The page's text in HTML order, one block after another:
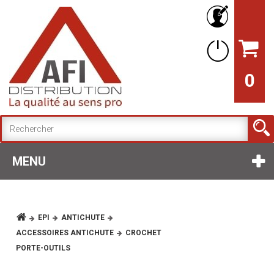
0
MENU
EPI
ANTICHUTE
ACCESSOIRES ANTICHUTE
CROCHET
PORTE-OUTILS